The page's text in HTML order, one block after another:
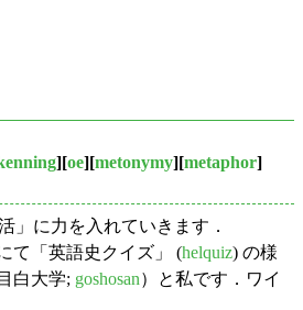
][oe][metonymy][metaphor]
」に力を入れていきます．
て「英語史クイズ」 (helquiz) の様
白大学; goshosan）と私です．ワイ